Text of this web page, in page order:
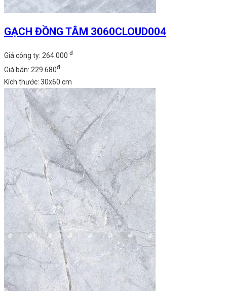
GẠCH ĐỒNG TÂM 3060CLOUD004
Giá công ty: 264.000 đ
Giá bán: 229.680đ
Kích thước: 30x60 cm